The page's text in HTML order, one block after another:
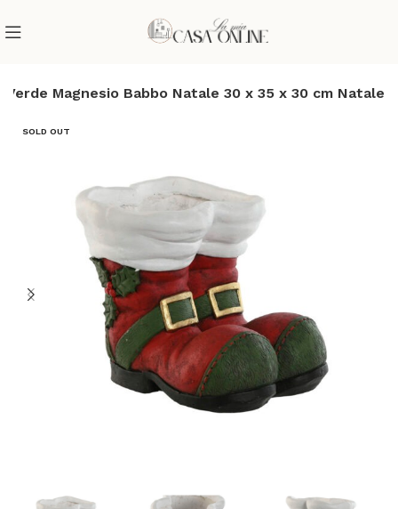
Verde Magnesio Babbo Natale 30 x 35 x 30 cm Natale
SOLD OUT